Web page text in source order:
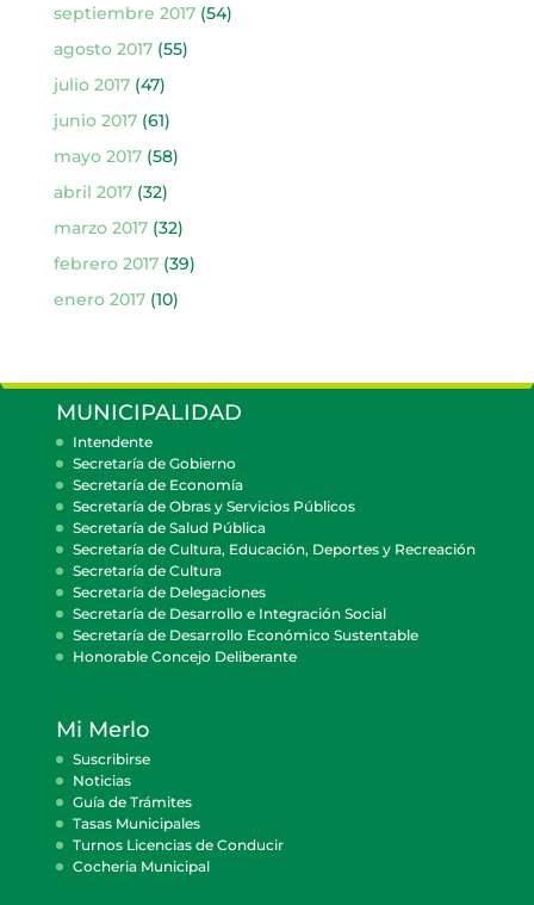
septiembre 2017(54)
agosto 2017(55)
julio 2017(47)
junio 2017(61)
mayo 2017(58)
abril 2017(32)
marzo 2017(32)
febrero 2017(39)
enero 2017(10)
MUNICIPALIDAD
Intendente
Secretaría de Gobierno
Secretaría de Economía
Secretaría de Obras y Servicios Públicos
Secretaría de Salud Pública
Secretaría de Cultura, Educación, Deportes y Recreación
Secretaría de Cultura
Secretaría de Delegaciones
Secretaría de Desarrollo e Integración Social
Secretaría de Desarrollo Económico Sustentable
Honorable Concejo Deliberante
Mi Merlo
Suscribirse
Noticias
Guía de Trámites
Tasas Municipales
Turnos Licencias de Conducir
Cocheria Municipal